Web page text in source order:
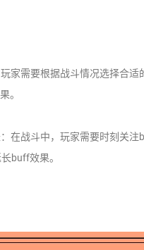
家需要根据战斗情况选择合适
。
在战斗中，玩家需要时刻关注
buff效果。